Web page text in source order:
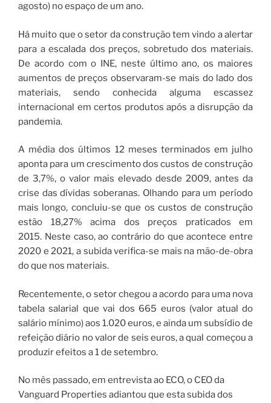
agosto) no espaço de um ano.
Há muito que o setor da construção tem vindo a alertar
para a escalada dos preços, sobretudo dos materiais.
De acordo com o INE, neste último ano, os maiores
aumentos de preços observaram-se mais do lado dos
materiais, sendo conhecida alguma escassez
internacional em certos produtos após a disrupção da
pandemia.
A média dos últimos 12 meses terminados em julho
aponta para um crescimento dos custos de construção
de 3,7%, o valor mais elevado desde 2009, antes da
crise das dívidas soberanas. Olhando para um período
mais longo, concluiu-se que os custos de construção
estão 18,27% acima dos preços praticados em
2015. Neste caso, ao contrário do que acontece entre
2020 e 2021, a subida verifica-se mais na mão-de-obra
do que nos materiais.
Recentemente, o setor chegou a acordo para uma nova
tabela salarial que vai dos 665 euros (valor atual do
salário mínimo) aos 1.020 euros, e ainda um subsídio de
refeição diário no valor de seis euros, a qual começou a
produzir efeitos a 1 de setembro.
No mês passado, em entrevista ao ECO, o CEO da
Vanguard Properties adiantou que esta subida dos